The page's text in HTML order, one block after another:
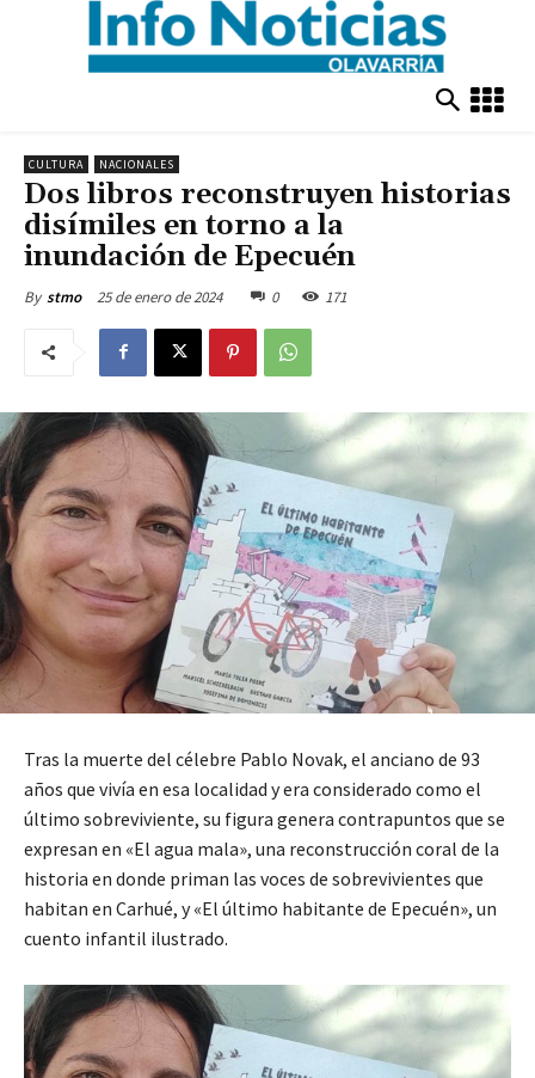
CULTURA NACIONALES
Dos libros reconstruyen historias
disímiles en torno a la
inundación de Epecuén
By stmo 25 de enero de 2024 0 171
Tras la muerte del célebre Pablo Novak, el anciano de 93
años que vivía en esa localidad y era considerado como el
último sobreviviente, su figura genera contrapuntos que se
expresan en «El agua mala», una reconstrucción coral de la
historia en donde priman las voces de sobrevivientes que
habitan en Carhué, y «El último habitante de Epecuén», un
cuento infantil ilustrado.